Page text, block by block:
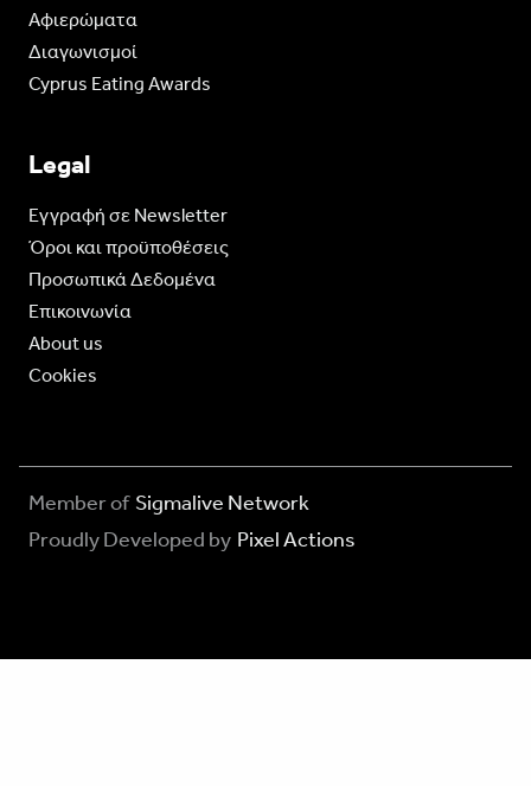
Aφιερώματα
Διαγωνισμοί
Cyprus Eating Awards
Legal
Eγγραφή σε Newsletter
Όροι και προϋποθέσεις
Προσωπικά Δεδομένα
Επικοινωνία
About us
Cookies
Member of Sigmalive Network
Proudly Developed by Pixel Actions